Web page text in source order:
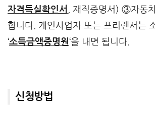
자격득실확인서
, 재직증명서) ③자동
합니다. 개인사업자 또는 프리랜서는
‘소득금액증명원‘을 내면 됩니다.
신청방법